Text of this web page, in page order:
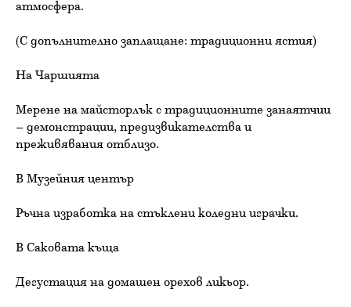
атмосфера.
(С допълнително заплащане: традиционни ястия)
На Чаршията
Мерене на майсторлък с традиционните занаятчии
– демонстрации, предизвикателства и
преживявания отблизо.
В Музейния център
Ръчна изработка на стъклени коледни играчки.
В Саковата къща
Дегустация на домашен орехов ликьор.